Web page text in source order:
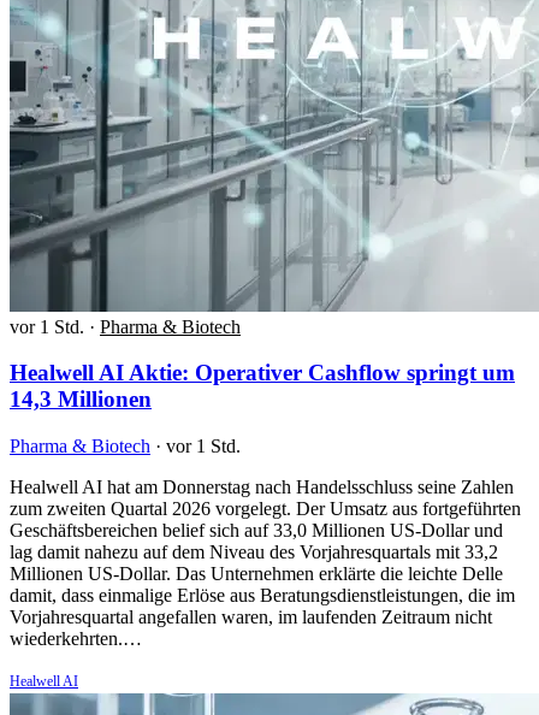
vor 1 Std. · Pharma & Biotech
Healwell AI Aktie: Operativer Cashflow springt um
14,3 Millionen
Pharma & Biotech · vor 1 Std.
Healwell AI hat am Donnerstag nach Handelsschluss seine Zahlen
zum zweiten Quartal 2026 vorgelegt. Der Umsatz aus fortgeführten
Geschäftsbereichen belief sich auf 33,0 Millionen US-Dollar und
lag damit nahezu auf dem Niveau des Vorjahresquartals mit 33,2
Millionen US-Dollar. Das Unternehmen erklärte die leichte Delle
damit, dass einmalige Erlöse aus Beratungsdienstleistungen, die im
Vorjahresquartal angefallen waren, im laufenden Zeitraum nicht
wiederkehrten.…
Healwell AI